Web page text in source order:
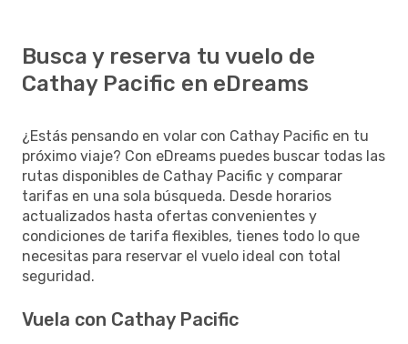
Busca y reserva tu vuelo de
Cathay Pacific en eDreams
¿Estás pensando en volar con Cathay Pacific en tu
próximo viaje? Con eDreams puedes buscar todas las
rutas disponibles de Cathay Pacific y comparar
tarifas en una sola búsqueda. Desde horarios
actualizados hasta ofertas convenientes y
condiciones de tarifa flexibles, tienes todo lo que
necesitas para reservar el vuelo ideal con total
seguridad.
Vuela con Cathay Pacific